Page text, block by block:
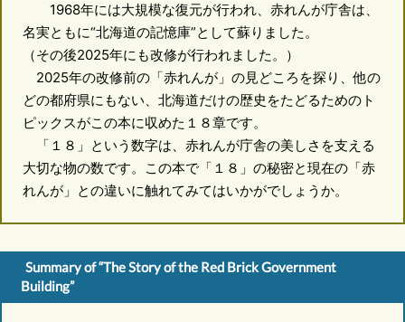
1968年には大規模な復元が行われ、赤れんが庁舎は、
名実ともに“北海道の記憶庫”として蘇りました。
（その後2025年にも改修が行われました。）
2025年の改修前の「赤れんが」の見どころを探り、他の
どの都府県にもない、北海道だけの歴史をたどるためのト
ピックスがこの本に収めた１８章です。
「１８」という数字は、赤れんが庁舎の美しさを支える
大切な物の数です。この本で「１８」の秘密と現在の「赤
れんが」との違いに触れてみてはいかがでしょうか。
Summary of “The Story of the Red Brick Government
Building”